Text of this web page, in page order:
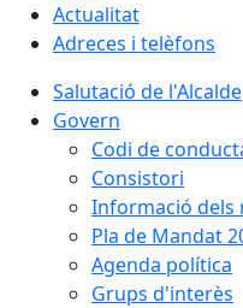
Actualitat
Adreces i telèfons
Salutació de l'Alcalde
Govern
Codi de
Consistori
Informació dels
Pla de Mandat
Agenda política
Grups d'interès